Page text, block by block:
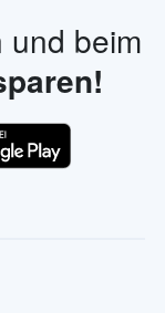
und beim